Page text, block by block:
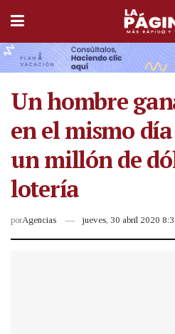
Un hombre
en el mismo
un millón de
lotería
porAgencias jueves, 30 abril 2020